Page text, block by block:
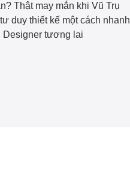
Thật may mắn khi Vũ Trụ
duy thiết kế một cách nhanh
Designer tương lai